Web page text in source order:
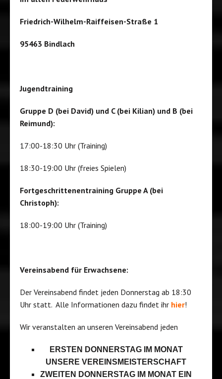
Friedrich-Wilhelm-Raiffeisen-Straße 1
95463 Bindlach
Jugendtraining
Gruppe D (bei David) und C (bei Kilian) und B (bei
Reimund):
17:00-18:30 Uhr (Training)
18:30-19:00 Uhr (freies Spielen)
Fortgeschrittenentraining Gruppe A (bei
Christoph):
18:00-19:00 Uhr (Training)
Vereinsabend für Erwachsene:
Der Vereinsabend findet jeden Donnerstag ab 18:30
Uhr statt. Alle Informationen dazu findet ihr hier!
Wir veranstalten an unseren Vereinsabend jeden
ERSTEN DONNERSTAG IM MONAT
UNSERE VEREINSMEISTERSCHAFT
ZWEITEN DONNERSTAG IM MONAT EIN